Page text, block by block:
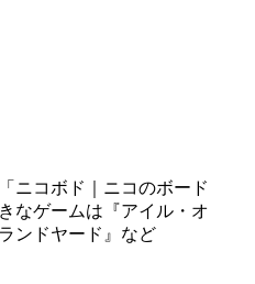
ニコボド｜ニコのボード
なゲームは『アイル・オ
ンドヤード』など